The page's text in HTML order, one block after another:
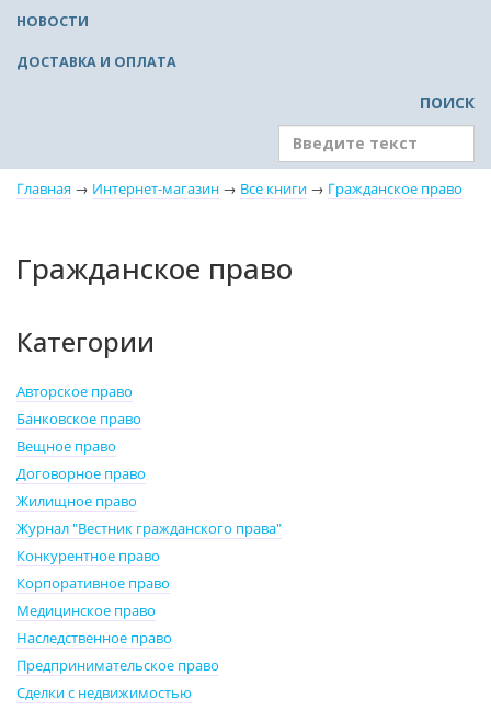
НОВОСТИ
ДОСТАВКА И ОПЛАТА
ПОИСК
Главная → Интернет-магазин → Все книги → Гражданское право
Гражданское право
Категории
Авторское право
Банковское право
Вещное право
Договорное право
Жилищное право
Журнал "Вестник гражданского права"
Конкурентное право
Корпоративное право
Медицинское право
Наследственное право
Предпринимательское право
Сделки с недвижимостью